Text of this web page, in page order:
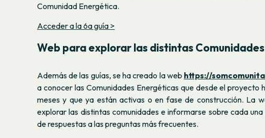
Comunidad Energética.
Acceder a la 6a guía >
Web para explorar las distintas
Además de las guías, se ha creado la web https://
a conocer las Comunidades Energéticas que desde el proyecto
meses y que ya están activas o en fase de construcción. La
explorar las distintas comunidades e informarse sobre cada
de respuestas a las preguntas más frecuentes.